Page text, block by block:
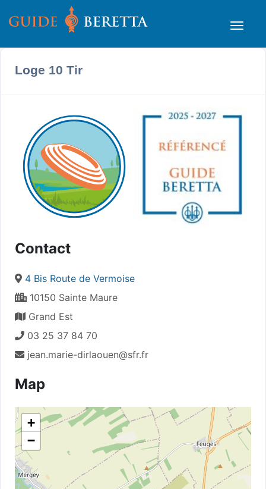
Loge 10 Tir
Contact
4 Bis Route de Vermoise
10150 Sainte Maure
Grand Est
03 25 37 84 70
jean.marie-dirlaouen@sfr.fr
Map
+
−